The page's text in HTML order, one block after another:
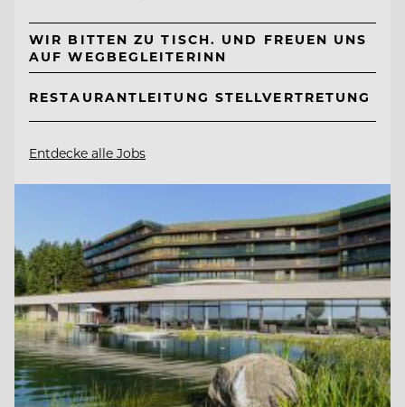
WIR BITTEN ZU TISCH. UND FREUEN UNS
AUF WEGBEGLEITERINN
RESTAURANTLEITUNG STELLVERTRETUNG
Entdecke alle Jobs